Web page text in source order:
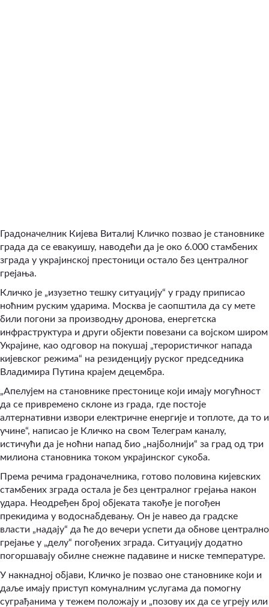
Градоначелник Кијева Виталиј Кличко позвао је становнике
града да се евакуишу, наводећи да је око 6.000 стамбених
зграда у украјинској престоници остало без централног
грејања.
Кличко је „изузетно тешку ситуацију“ у граду приписао
ноћним руским ударима. Москва је саопштила да су мете
били погони за производњу дронова, енергетска
инфраструктура и други објекти повезани са војском широм
Украјине, као одговор на покушај „терористичког напада
кијевског режима“ на резиденцију руског председника
Владимира Путина крајем децембра.
„Апелујем на становнике престонице који имају могућност
да се привремено склоне из града, где постоје
алтернативни извори електричне енергије и топлоте, да то и
учине“, написао је Кличко на свом Телеграм каналу,
истичући да је ноћни напад био „најболнији“ за град од три
милиона становника током украјинског сукоба.
Према речима градоначелника, готово половина кијевских
стамбених зграда остала је без централног грејања након
удара. Неодређен број објеката такође је погођен
прекидима у водоснабдевању. Он је навео да градске
власти „надају“ да ће до вечери успети да обнове централно
грејање у „делу“ погођених зграда. Ситуацију додатно
погоршавају обилне снежне падавине и ниске температуре.
У накнадној објави, Кличко је позвао оне становнике који и
даље имају приступ комуналним услугама да помогну
суграђанима у тежем положају и „позову их да се угреју или